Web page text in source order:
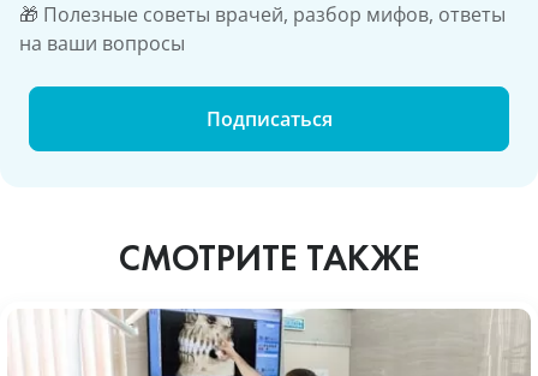
🎁 Полезные советы врачей, разбор мифов, ответы
на ваши вопросы
Подписаться
СМОТРИТЕ ТАКЖЕ